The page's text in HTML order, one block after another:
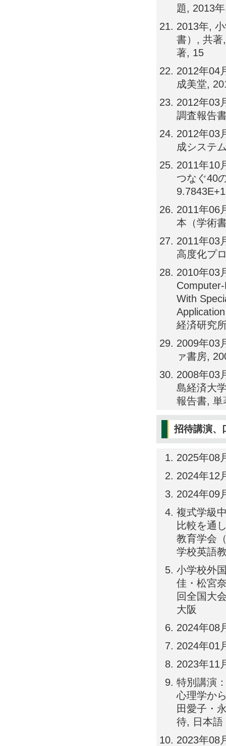
題, 2013
2013年,
書）, 共著
著, 15
2012年04
成美堂,
2012年03
調査報告
2012年03
成システ
2011年10
つなぐ40
2011年06
本（学術
2011年03
高度化プ
2010年03
With
経済研究
2009年03
ァ書房,
2008年03
島経済大
報告書, 単
招待講演、
2025年08
2024年12
2024年09
複式学級
比較を通
教育学会
学校英語
小学校外
佳・松宮
回全国大
大阪
2024年08
2024年01
2023年11
特別講演
心理学か
田愛子・
待, 日本語
2023年08